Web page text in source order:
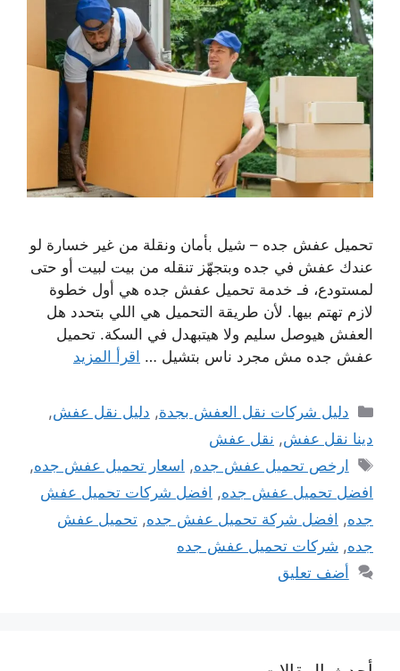
تحميل عفش جده – شيل بأمان ونقلة من غير خسارة لو
عندك عفش في جده وبتجهّز تنقله من بيت لبيت أو حتى
لمستودع، فـ خدمة تحميل عفش جده هي أول خطوة
لازم تهتم بيها. لأن طريقة التحميل هي اللي بتحدد هل
العفش هيوصل سليم ولا هيتبهدل في السكة. تحميل
عفش جده مش مجرد ناس بتشيل … اقرأ المزيد
التصنيفات
دليل شركات نقل العفش بجدة, دليل نقل عفش,
دينا نقل عفش, نقل عفش
الوسوم
ارخص تحميل عفش جده, اسعار تحميل عفش جده,
افضل تحميل عفش جده, افضل شركات تحميل عفش
جده, افضل شركة تحميل عفش جده, تحميل عفش
جده, شركات تحميل عفش جده
أضف تعليق